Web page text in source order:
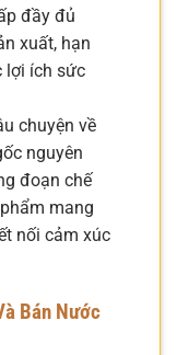
đầy đủ
xuất, hạn
lợi ích sức
chuyện về
nguyên
đoạn chế
mang
nối cảm xúc
Bán Nước